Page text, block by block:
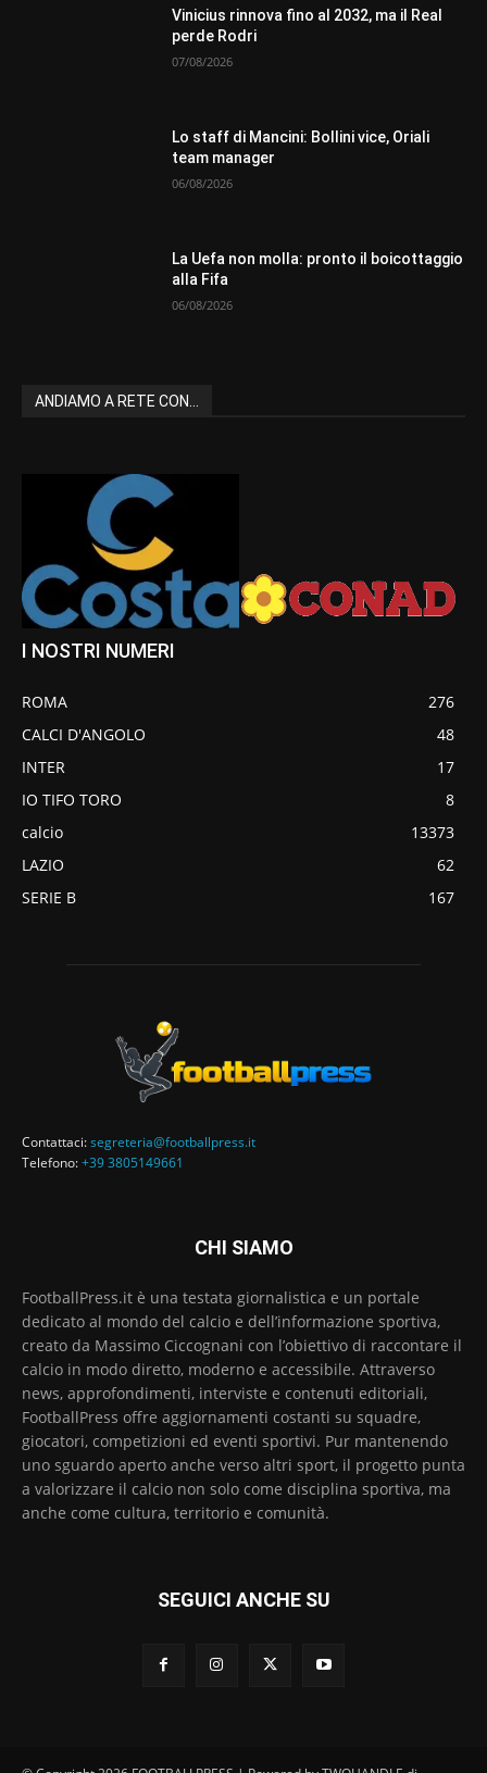
Vinicius rinnova fino al 2032, ma il Real
perde Rodri
07/08/2026
Lo staff di Mancini: Bollini vice, Oriali
team manager
06/08/2026
La Uefa non molla: pronto il boicottaggio
alla Fifa
06/08/2026
ANDIAMO A RETE CON...
I NOSTRI NUMERI
ROMA
276
CALCI D'ANGOLO
48
INTER
17
IO TIFO TORO
8
calcio
13373
LAZIO
62
SERIE B
167
Contattaci:segreteria@footballpress.it
Telefono:+39 3805149661
CHI SIAMO
FootballPress.it è una testata giornalistica e un portale
dedicato al mondo del calcio e dell’informazione sportiva,
creato da Massimo Ciccognani con l’obiettivo di raccontare il
calcio in modo diretto, moderno e accessibile. Attraverso
news, approfondimenti, interviste e contenuti editoriali,
FootballPress offre aggiornamenti costanti su squadre,
giocatori, competizioni ed eventi sportivi. Pur mantenendo
uno sguardo aperto anche verso altri sport, il progetto punta
a valorizzare il calcio non solo come disciplina sportiva, ma
anche come cultura, territorio e comunità.
SEGUICI ANCHE SU